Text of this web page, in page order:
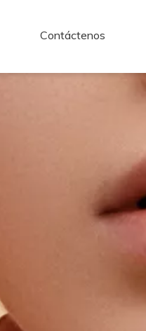
Contáctenos